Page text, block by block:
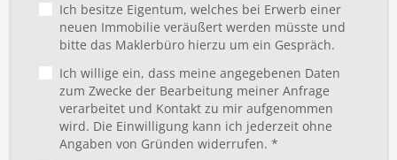
Ich besitze Eigentum, welches bei Erwerb einer
neuen Immobilie veräußert werden müsste und
bitte das Maklerbüro hierzu um ein Gespräch.
Ich willige ein, dass meine angegebenen Daten
zum Zwecke der Bearbeitung meiner Anfrage
verarbeitet und Kontakt zu mir aufgenommen
wird. Die Einwilligung kann ich jederzeit ohne
Angaben von Gründen widerrufen. *